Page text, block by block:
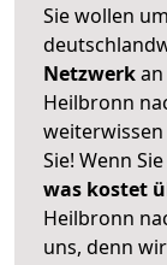
Sie wollen
Netzwerk
Heilbronn
Sie! Wenn
was kostet
Heilbronn
uns, denn